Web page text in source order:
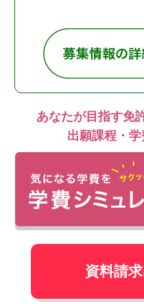
あなたが目指す免
出願課程・学
資料請